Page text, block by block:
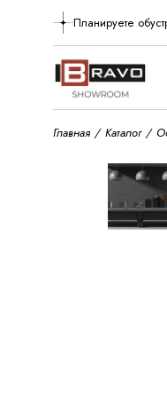
Планируете
Главная Каталог